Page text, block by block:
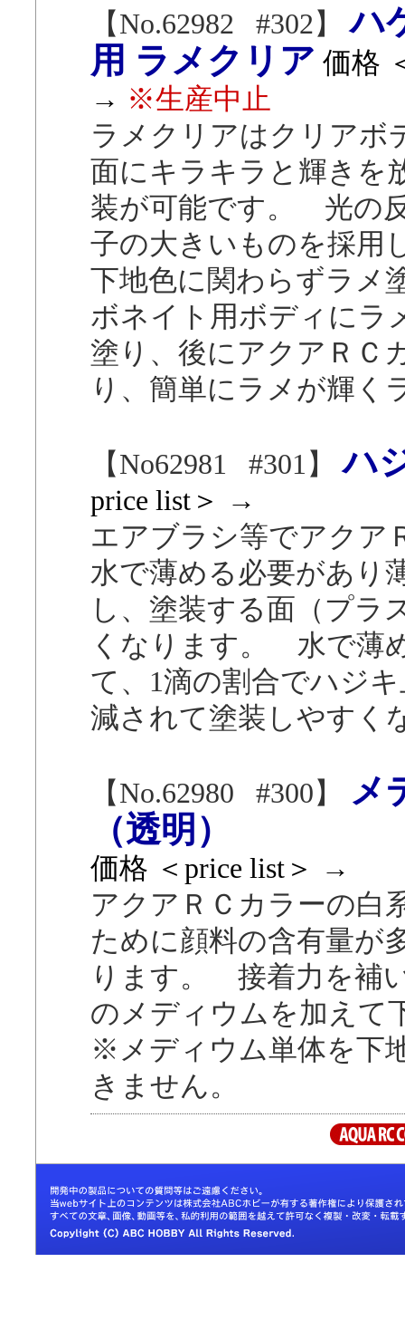
【No.62982 #302】ハ
用 ラメクリア 価格
→ ※生産中止
ラメクリアはクリアボ
面にキラキラと輝きを
装が可能です。 光の
子の大きいものを採
下地色に関わらずラ
ボネイト用ボディにラ
塗り、後にアクアＲＣ
り、簡単にラメが輝く
【No62981 #301】ハ
price list＞ →
エアブラシ等でアクア
水で薄める必要があり
し、塗装する面（プラ
くなります。 水で薄
て、1滴の割合でハジ
減されて塗装しやすく
【No.62980 #300】
メ
（透明）
価格 ＜price list＞ →
アクアＲＣカラーの白
ために顔料の含有量が
ります。 接着力を補
のメディウムを加えて
※メディウム単体を下
きません。